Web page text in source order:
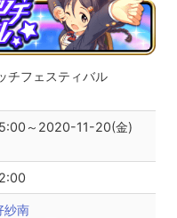
チフェスティバル
～2020-11-20(金)
紗南